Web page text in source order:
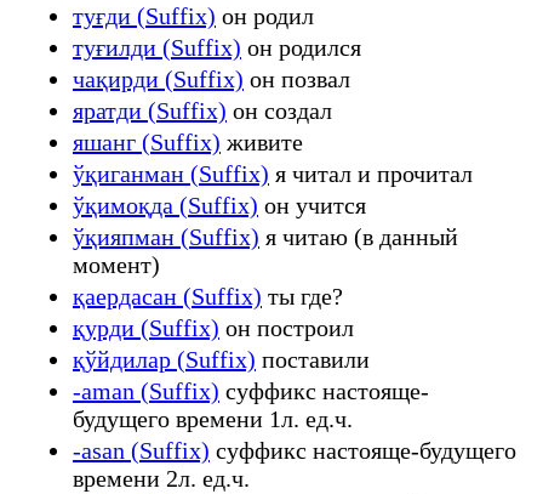
туғди (Suffix) он родил
туғилди (Suffix) он родился
чақирди (Suffix) он позвал
яратди (Suffix) он создал
яшанг (Suffix) живите
ўқиганман (Suffix) я читал и прочитал
ўқимоқда (Suffix) он учится
ўқияпман (Suffix) я читаю (в данный
момент)
қаердасан (Suffix) ты где?
қурди (Suffix) он построил
қўйдилар (Suffix) поставили
-aman (Suffix) суффикс настояще-
будущего времени 1л. ед.ч.
-asan (Suffix) суффикс настояще-будущего
времени 2л. ед.ч.